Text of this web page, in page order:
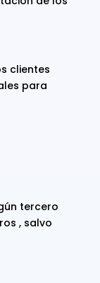
clientes
para
tercero
, salvo